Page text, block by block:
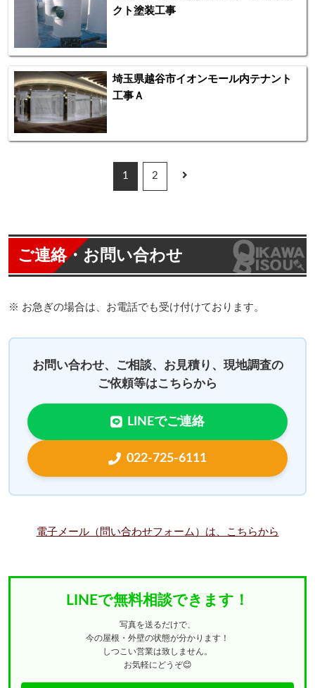
クト塗装工事
埼玉県越谷市イオンモール内テナント
工事Ａ
1 2
ご連絡・お問い合わせ
※ お急ぎの場合は、お電話でも受け付けております。
お問い合わせ、ご相談、お見積り、現地調査の
ご依頼等はこちらから
LINEでご連絡
022-725-6111
電子メール（問い合わせフォーム）は、こちらから
LINEで無料相談できます！
写真を送るだけで、
今の屋根・外壁の状態が分かります！
しつこい営業は致しません。
お気軽にどうぞ😊